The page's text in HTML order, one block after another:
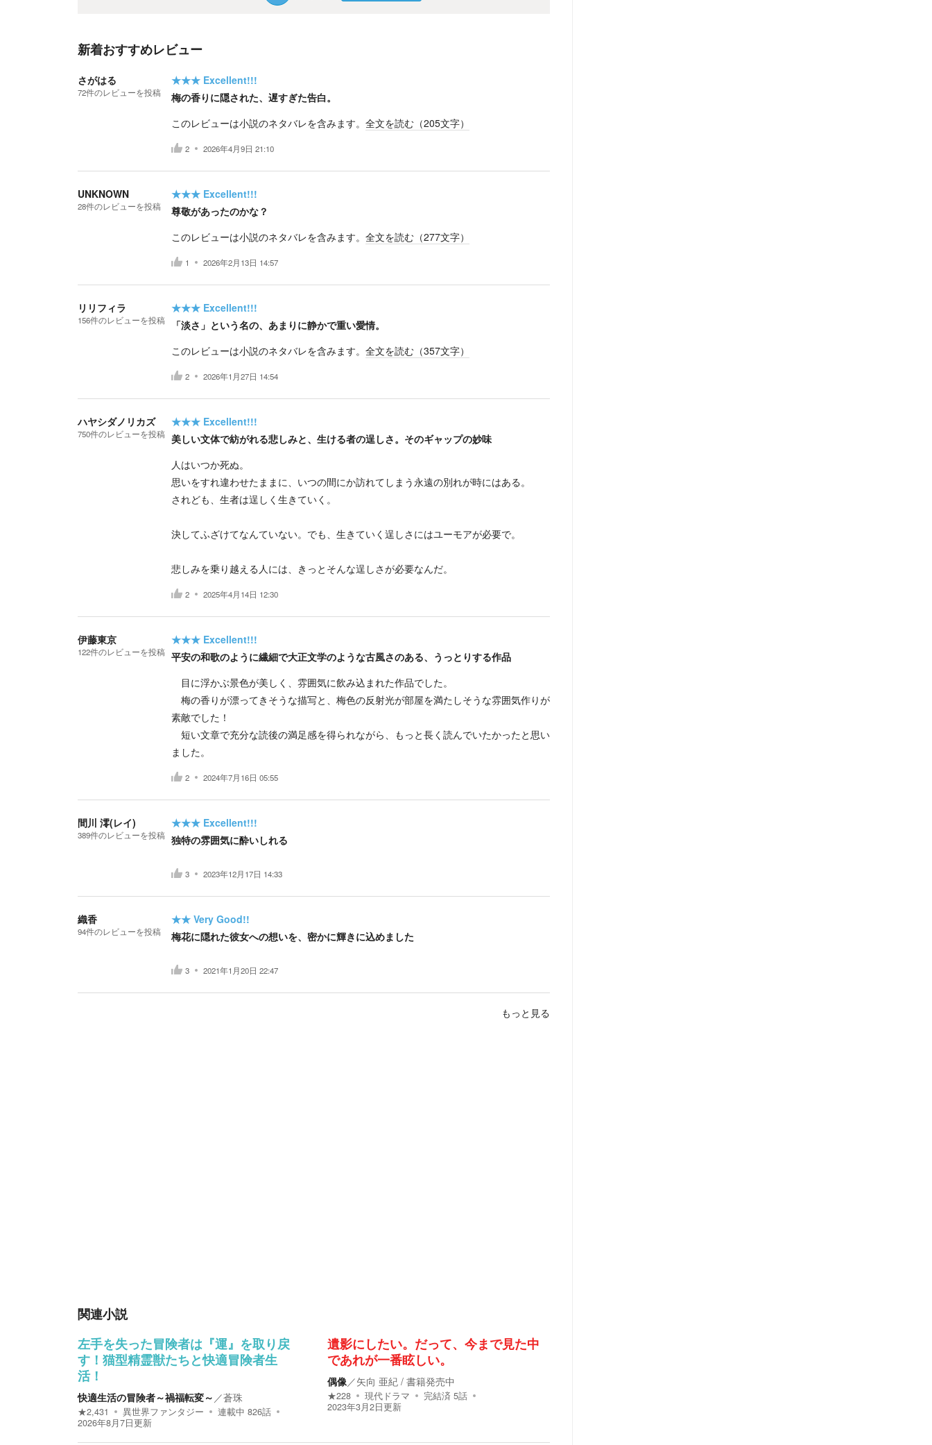
新着おすすめレビュー
さがはる
72件のレビューを投稿
★★★ Excellent!!!
梅の香りに隠された、遅すぎた告白。
このレビューは小説のネタバレを含みます。 全文を読む（205文字）
2 2026年4月9日 21:10
UNKNOWN
28件のレビューを投稿
★★★ Excellent!!!
尊敬があったのかな？
このレビューは小説のネタバレを含みます。 全文を読む（277文字）
1 2026年2月13日 14:57
リリフィラ
156件のレビューを投稿
★★★ Excellent!!!
「淡さ」という名の、あまりに静かで重い愛情。
このレビューは小説のネタバレを含みます。 全文を読む（357文字）
2 2026年1月27日 14:54
ハヤシダノリカズ
750件のレビューを投稿
★★★ Excellent!!!
美しい文体で紡がれる悲しみと、生ける者の逞しさ。そのギャップの妙味
人はいつか死ぬ。
思いをすれ違わせたままに、いつの間にか訪れてしまう永遠の別れが時にはある。
されども、生者は逞しく生きていく。
決してふざけてなんていない。でも、生きていく逞しさにはユーモアが必要で。
悲しみを乗り越える人には、きっとそんな逞しさが必要なんだ。
2 2025年4月14日 12:30
伊藤東京
122件のレビューを投稿
★★★ Excellent!!!
平安の和歌のように繊細で大正文学のような古風さのある、うっとりする作品
目に浮かぶ景色が美しく、雰囲気に飲み込まれた作品でした。
梅の香りが漂ってきそうな描写と、梅色の反射光が部屋を満たしそうな雰囲気作りが
素敵でした！
短い文章で充分な読後の満足感を得られながら、もっと長く読んでいたかったと思い
ました。
2 2024年7月16日 05:55
間川 澪(レイ)
389件のレビューを投稿
★★★ Excellent!!!
独特の雰囲気に酔いしれる
3 2023年12月17日 14:33
織香
94件のレビューを投稿
★★ Very Good!!
梅花に隠れた彼女への想いを、密かに輝きに込めました
3 2021年1月20日 22:47
もっと見る
関連小説
左手を失った冒険者は『運』を取り戻
す！猫型精霊獣たちと快適冒険者生
活！
快適生活の冒険者～禍福転変～ ／蒼珠
★2,431 異世界ファンタジー 連載中 826話
2026年8月7日更新
遺影にしたい。だって、今まで見た中
であれが一番眩しい。
偶像／矢向 亜紀 / 書籍発売中
★228 現代ドラマ 完結済 5話
2023年3月2日更新